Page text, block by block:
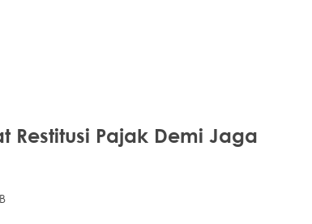
Restitusi Pajak Demi Jaga